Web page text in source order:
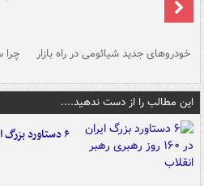
خودروهای جدید شیائومی در راه بازار
این مطالب را از دست ندهید....
۶ دستاورد بزرگ ایران در ۱۶۰ روز رهبری رهبر انقلاب